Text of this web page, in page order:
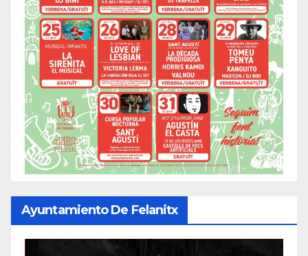
Ayuntamiento De Felanitx